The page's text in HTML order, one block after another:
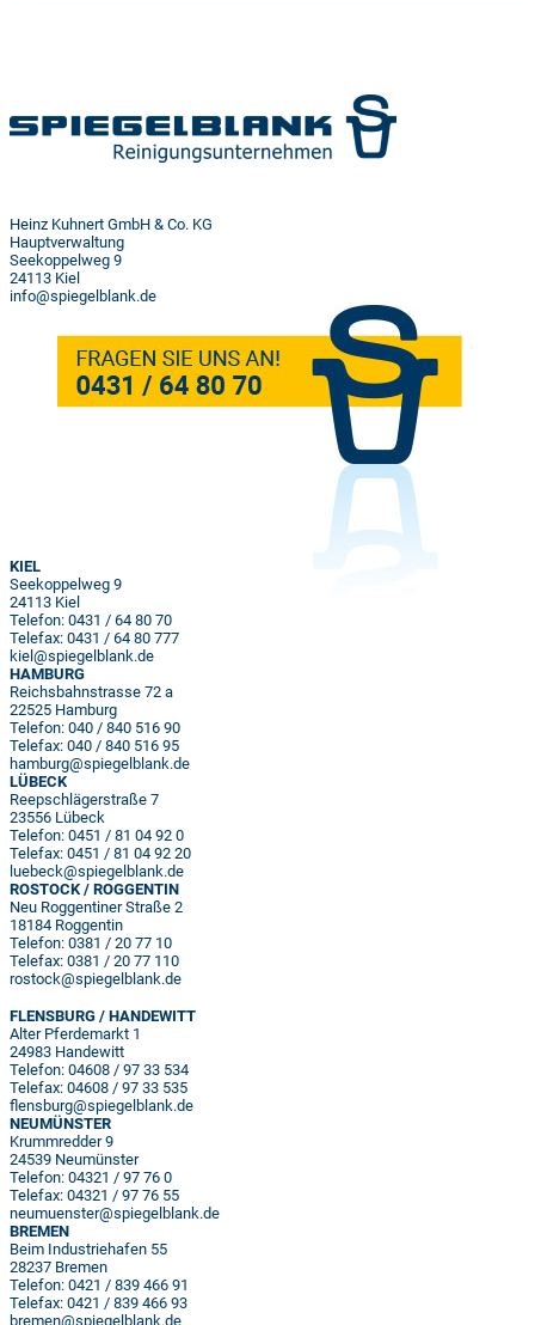
Heinz Kuhnert GmbH & Co. KG
Hauptverwaltung
Seekoppelweg 9
24113 Kiel
info@spiegelblank.de
KIEL
Seekoppelweg 9
24113 Kiel
Telefon: 0431 / 64 80 70
Telefax: 0431 / 64 80 777
kiel@spiegelblank.de
HAMBURG
Reichsbahnstrasse 72 a
22525 Hamburg
Telefon: 040 / 840 516 90
Telefax: 040 / 840 516 95
hamburg@spiegelblank.de
LÜBECK
Reepschlägerstraße 7
23556 Lübeck
Telefon: 0451 / 81 04 92 0
Telefax: 0451 / 81 04 92 20
luebeck@spiegelblank.de
ROSTOCK / ROGGENTIN
Neu Roggentiner Straße 2
18184 Roggentin
Telefon: 0381 / 20 77 10
Telefax: 0381 / 20 77 110
rostock@spiegelblank.de
FLENSBURG / HANDEWITT
Alter Pferdemarkt 1
24983 Handewitt
Telefon: 04608 / 97 33 534
Telefax: 04608 / 97 33 535
flensburg@spiegelblank.de
NEUMÜNSTER
Krummredder 9
24539 Neumünster
Telefon: 04321 / 97 76 0
Telefax: 04321 / 97 76 55
neumuenster@spiegelblank.de
BREMEN
Beim Industriehafen 55
28237 Bremen
Telefon: 0421 / 839 466 91
Telefax: 0421 / 839 466 93
bremen@spiegelblank.de